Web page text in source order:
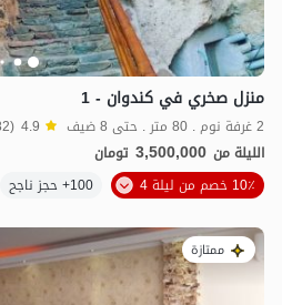
منزل صخري في كندوان - 1
2 غرفة نوم . 80 متر . حتى 8 ضيف 4.9 (82 تعليق)
الليلة من 3,500,000 تومان
10٪ خصم من ليلة 4
100+ حجز ناجح
ممتازة